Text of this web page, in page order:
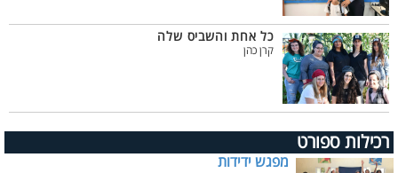
כל אחת והשביס שלה
קרן כהן
רכילות ספורט
מפגש ידידות